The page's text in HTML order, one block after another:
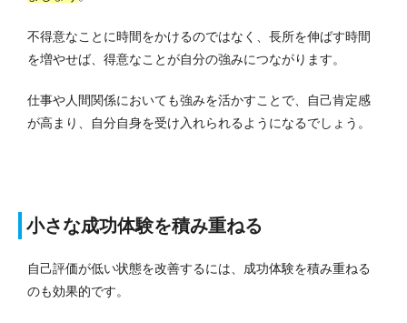
不得意なことに時間をかけるのではなく、長所を伸ばす時間
を増やせば、得意なことが自分の強みにつながります。
仕事や人間関係においても強みを活かすことで、自己肯定感
が高まり、自分自身を受け入れられるようになるでしょう。
小さな成功体験を積み重ねる
自己評価が低い状態を改善するには、成功体験を積み重ねる
のも効果的です。